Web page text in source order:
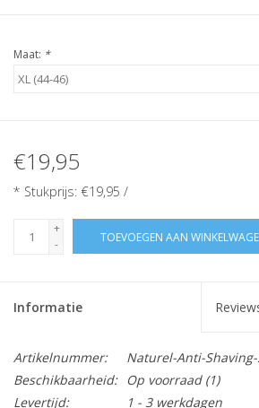
Maat: *
€19,95
* Stukprijs: €19,95 /
+
-
TOEVOEGEN AAN
Informatie
Artikelnummer:
Naturel-Anti-
Beschikbaarheid:
Op voorraad(1)
Levertijd:
1 - 3 werkdagen